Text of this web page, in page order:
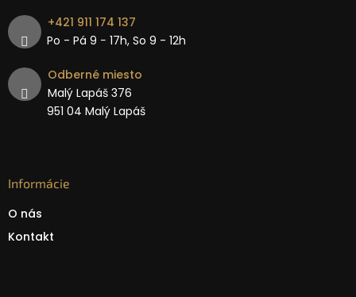
+421 911 174 137
Po - Pá 9 − 17h, So 9 - 12h
Odberné miesto
Malý Lapáš 376
951 04 Malý Lapáš
Informácie
O nás
Kontakt